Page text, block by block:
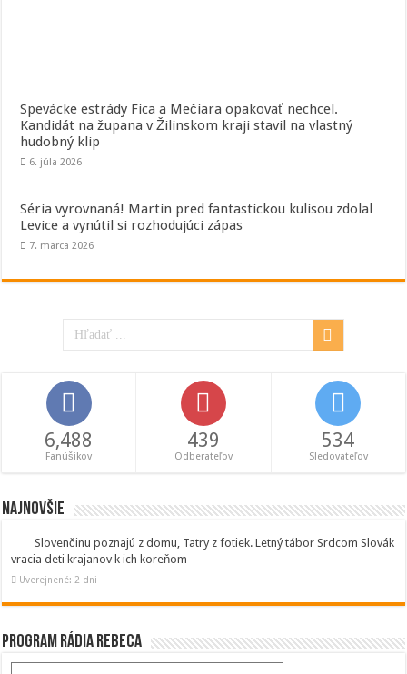
Spevácke estrády Fica a Mečiara opakovať nechcel.
Kandidát na župana v Žilinskom kraji stavil na vlastný
hudobný klip
6. júla 2026
Séria vyrovnaná! Martin pred fantastickou kulisou zdolal
Levice a vynútil si rozhodujúci zápas
7. marca 2026
6,488
Fanúšikov
439
Odberateľov
534
Sledovateľov
Najnovšie
Slovenčinu poznajú z domu, Tatry z fotiek. Letný tábor Srdcom Slovák
vracia deti krajanov k ich koreňom
Uverejnené: 2 dni
Program Rádia Rebeca